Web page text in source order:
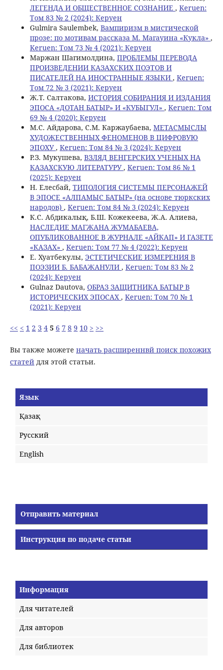
ЛЕГЕНДА И ОБЩЕСТВЕННОЕ СОЗНАНИЕ , Keruen:
Том 83 № 2 (2024): Керуен
Gulmira Saulembek, Вампиризм в мистической
прозе: по мотивам рассказа М. Магауина «Кукла» ,
Keruen: Том 73 № 4 (2021): Керуен
Маржан Шагимолдина, ПРОБЛЕМЫ ПЕРЕВОДА
ПРОИЗВЕДЕНИИ КАЗАХСКИХ ПОЭТОВ И
ПИСАТЕЛЕЙ НА ИНОСТРАННЫЕ ЯЗЫКИ , Keruen:
Том 72 № 3 (2021): Керуен
Ж.Т. Салтакова, ИСТОРИЯ СОБИРАНИЯ И ИЗДАНИЯ
ЭПОСА «ДОТАН БАТЫР» И «КУБЫГУЛ» , Keruen: Том
69 № 4 (2020): Керуен
М.С. Айдарова, С.М. Каржаубаева, МЕТАСМЫСЛЫ
ХУДОЖЕСТВЕННЫХ ФЕНОМЕНОВ В ЦИФРОВУЮ
ЭПОХУ, Keruen: Том 84 № 3 (2024): Керуен
Р.З. Мукушева, ВЗЛЯД ВЕНГЕРСКИХ УЧЕНЫХ НА
КАЗАХСКУЮ ЛИТЕРАТУРУ, Keruen: Том 86 № 1
(2025): Керуен
Н. Елесбай, ТИПОЛОГИЯ СИСТЕМЫ ПЕРСОНАЖЕЙ
В ЭПОСЕ «АЛПАМЫС БАТЫР» (на основе тюркских
народов) , Keruen: Том 84 № 3 (2024): Керуен
К.С. Aбдикалық, Б.Ш. Кожекеева, Ж.А. Алиева,
НАСЛЕДИЕ МАГЖАНА ЖУМАБАЕВА,
ОПУБЛИКОВАННОЕ В ЖУРНАЛЕ «АЙКАП» И ГАЗЕТЕ
«КАЗАХ» , Keruen: Том 77 № 4 (2022): Керуен
Е. Хуатбекулы, ЭСТЕТИЧЕСКИЕ ИЗМЕРЕНИЯ В
ПОЭЗИИ Б. БАБАЖАНУЛИ , Keruen: Том 83 № 2
(2024): Керуен
Gulnaz Dautova, ОБРАЗ ЗАЩИТНИКА БАТЫР В
ИСТОРИЧЕСКИХ ЭПОСАХ , Keruen: Том 70 № 1
(2021): Керуен
<< < 1 2 3 4 5 6 7 8 9 10 > >>
Вы также можете начать расширеннвй поиск похожих
статейдля этой статьи.
Язык
Қазақ
Русский
English
Отправить материал
Инструкция по подаче статьи
Информация
Для читателей
Для авторов
Для библиотек